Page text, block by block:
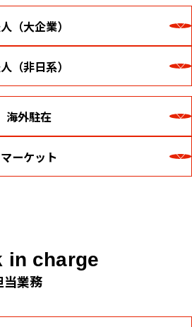
（大企業）
（非日系）
海外駐在
マーケット
in charge
当業務